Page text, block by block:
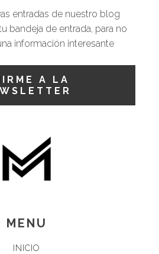
entradas de nuestro blog
bandeja de entrada, para no
información interesante
A LA
MENU
INICIO